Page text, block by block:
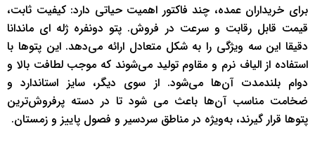
برای خریداران عمده، چند فاکتور اهمیت حیاتی دارد: کیفیت ثابت،
قیمت قابل رقابت و سرعت در فروش. پتو دونفره ژله ای ماندانا
دقیقا این سه ویژگی را به شکل متعادل ارائه می‌دهد. این پتوها با
استفاده از الیاف نرم و مقاوم تولید می‌شوند که موجب لطافت بالا و
دوام بلندمدت آن‌ها می‌شود. از سوی دیگر، سایز استاندارد و
ضخامت مناسب آن‌ها باعث می شود تا در دسته پرفروش‌ترین
پتوها قرار گیرند، به‌ویژه در مناطق سردسیر و فصول پاییز و زمستان.